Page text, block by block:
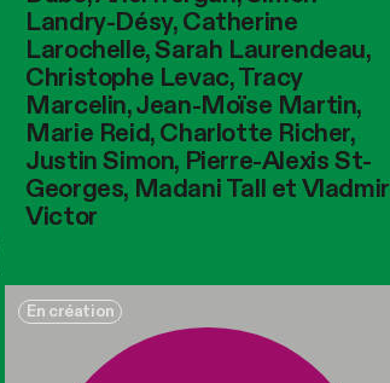
Landry-Désy, Catherine
Larochelle, Sarah Laurendeau,
Christophe Levac, Tracy
Marcelin, Jean-Moïse Martin,
Marie Reid, Charlotte Richer,
Justin Simon, Pierre-Alexis St-
Georges, Madani Tall et Vladmir
Victor
En création